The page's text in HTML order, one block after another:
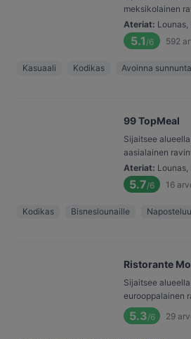
meksikolainen
Ateriat: Lounas,
5.1 /6 592
Kasuaali Kodikas Avoinna
99 TopMeal
Sijaitsee
aasialainen
Ateriat: Lounas,
5.7/6 16
Kodikas Bisneslounaille
Ristorante
Sijaitsee
eurooppalainen
5.3/6 29